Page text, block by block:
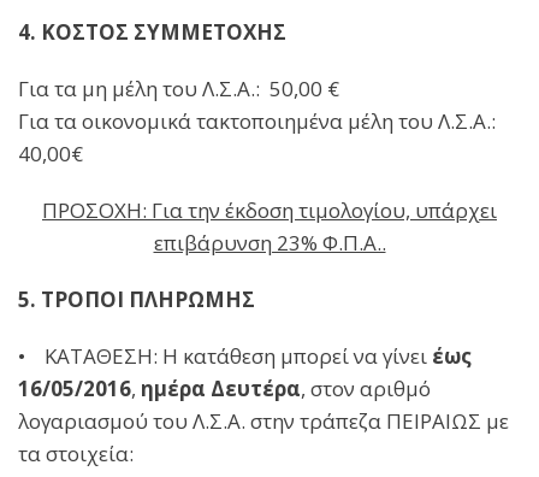
4. ΚΟΣΤΟΣ ΣΥΜΜΕΤΟΧΗΣ
Για τα μη μέλη του Λ.Σ.Α.: 50,00 €
Για τα οικονομικά τακτοποιημένα μέλη του Λ.Σ.Α.:
40,00€
ΠΡΟΣΟΧΗ: Για την έκδοση τιμολογίου, υπάρχει
επιβάρυνση 23% Φ.Π.Α..
5. ΤΡΟΠΟΙ ΠΛΗΡΩΜΗΣ
• ΚΑΤΑΘΕΣΗ: Η κατάθεση μπορεί να γίνει έως
16/05/2016, ημέρα Δευτέρα, στον αριθμό
λογαριασμού του Λ.Σ.Α. στην τράπεζα ΠΕΙΡΑΙΩΣ με
τα στοιχεία: